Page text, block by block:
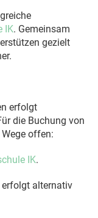
IK. Gemeinsam
gezielt
erfolgt
die Buchung von
offen:
IK.
alternativ